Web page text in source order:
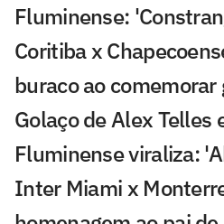
Fluminense:
Coritiba x
buraco ao
Golaço de Alex Telles
Fluminense viraliza:
Inter Miami x